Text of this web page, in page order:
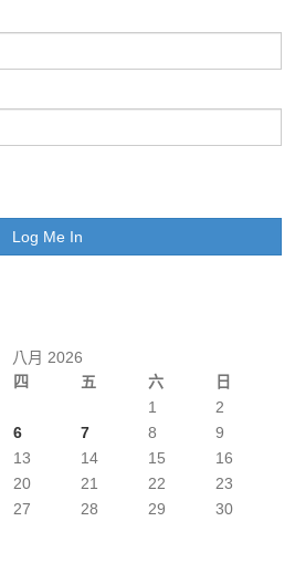
八月 2026
四 五 六 日
1
2
6 7 8
9
13 14 15
16
20 21 22
23
27 28 29
30